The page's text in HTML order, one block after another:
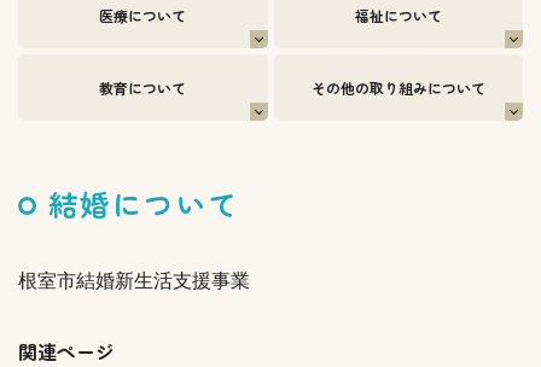
医療について 福祉について
教育について その他の取り組みについて
結婚について
根室市結婚新生活支援事業
関連ページ